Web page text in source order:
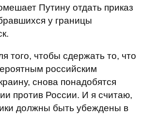
Путину отдать приказ
у границы
того, чтобы сдержать то, что
российским
снова понадобятся
против России. И я считаю,
должны быть убеждены в